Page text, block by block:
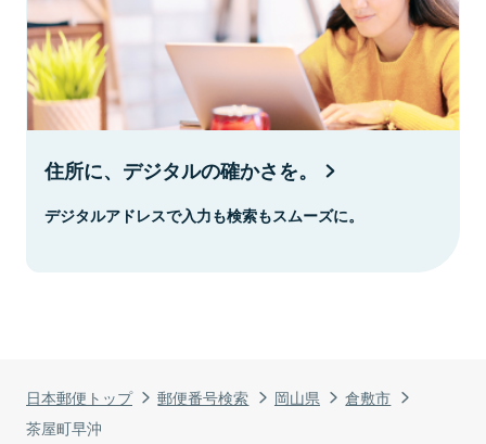
日本郵便トップ 郵便番号検索 岡山県
倉敷市
茶屋町早沖
住所に、デジタルの確かさを。
デジタルアドレスで入力も検索もスムーズに。